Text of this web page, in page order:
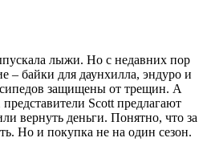
лыжи. Но с недавних пор
– байки для даунхилла, эндуро и
защищены от трещин. А
Scott предлагают
вернуть деньги. Понятно, что за
Но и покупка не на один сезон.